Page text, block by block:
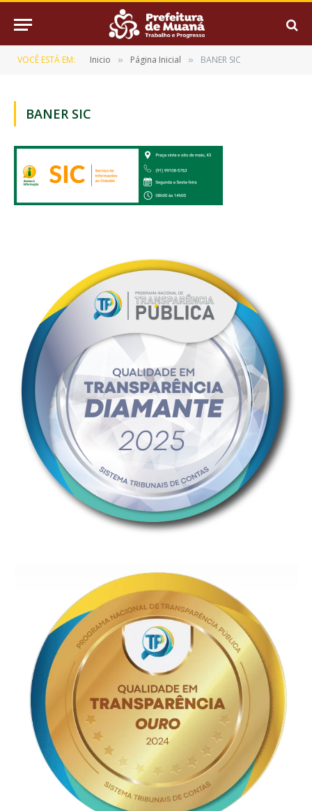
VOCÊ ESTÁ EM: Inicio » Página Inicial » BANER SIC
BANER SIC